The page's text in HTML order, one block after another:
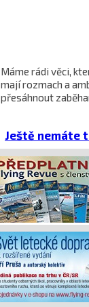
Máme rádi věci,
mají rozmach a
přesáhnout
Ještě nemáte